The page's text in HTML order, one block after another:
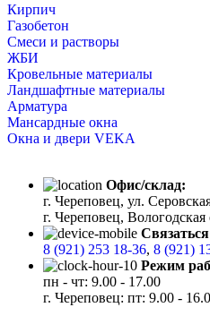
Кирпич
Газобетон
Cмеси и растворы
ЖБИ
Кровельные материалы
Ландшафтные материалы
Арматура
Мансардные окна
Окна и двери VEKA
Офис/склад:
г. Череповец, ул.
г. Череповец, Вологодская
8 (921) 253 18-36, 8 (921)
Режим
пн - чт: 9.00 - 17.00
г. Череповец: пт: 9.00 -